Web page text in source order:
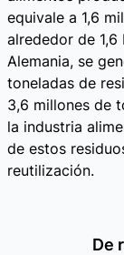
equivale a 1,6
alrededor de 1,6
Alemania, se
toneladas de
3,6 millones de
la industria
de estos
reutilización.
De